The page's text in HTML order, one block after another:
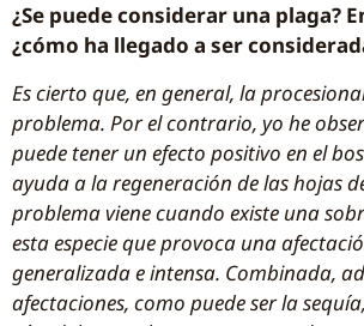
¿Se puede considerar una plaga?
¿cómo ha llegado a ser
Es cierto que, en general, la
problema. Por el contrario, yo he
puede tener un efecto positivo en el
ayuda a la regeneración de las hojas
problema viene cuando existe una
esta especie que provoca una
generalizada e intensa. Combinada,
afectaciones, como puede ser la